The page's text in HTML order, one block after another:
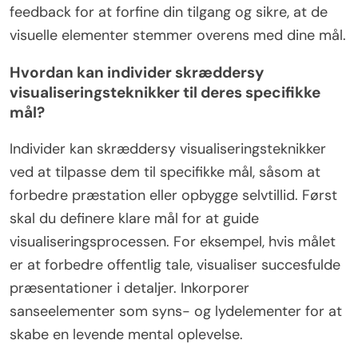
feedback for at forfine din tilgang og sikre, at de
visuelle elementer stemmer overens med dine mål.
Hvordan kan individer skræddersy
visualiseringsteknikker til deres specifikke
mål?
Individer kan skræddersy visualiseringsteknikker
ved at tilpasse dem til specifikke mål, såsom at
forbedre præstation eller opbygge selvtillid. Først
skal du definere klare mål for at guide
visualiseringsprocessen. For eksempel, hvis målet
er at forbedre offentlig tale, visualiser succesfulde
præsentationer i detaljer. Inkorporer
sanseelementer som syns- og lydelementer for at
skabe en levende mental oplevelse.